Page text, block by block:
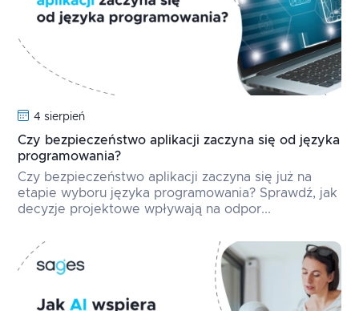
4 sierpień
Czy bezpieczeństwo aplikacji zaczyna się od języka
programowania?
Czy bezpieczeństwo aplikacji zaczyna się już na
etapie wyboru języka programowania? Sprawdź, jak
decyzje projektowe wpływają na odpor...